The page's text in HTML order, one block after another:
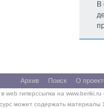
В
Архив Поиск О
гиперссылка на
может содержать материалы